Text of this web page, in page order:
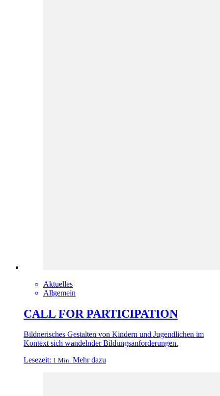
Aktuelles
Allgemein
CALL FOR PARTICIPATION
Bildnerisches Gestalten von Kindern und Jugendlichen im
Kontext sich wandelnder Bildungsanforderungen.
Lesezeit: 1 Min. Mehr dazu